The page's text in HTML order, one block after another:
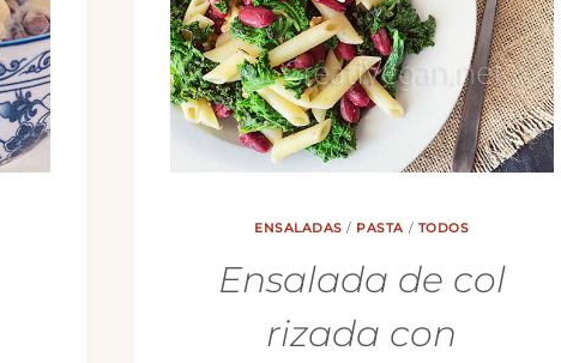
ENSALADAS / PASTA / TODOS
Ensalada de col
rizada con